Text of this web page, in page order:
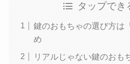
タップでき
鍵のおもちゃの選び方は
め
リアルじゃない鍵のおも